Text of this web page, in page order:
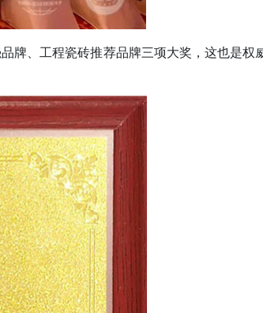
、工程瓷砖推荐品牌三项大奖，这也是权